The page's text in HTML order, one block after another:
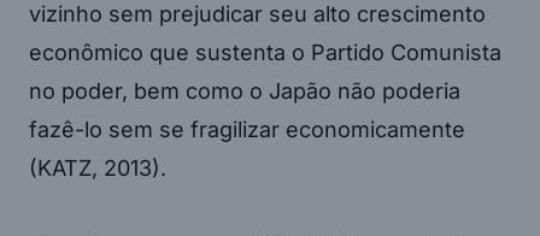
vizinho sem prejudicar seu alto crescimento
econômico que sustenta o Partido Comunista
no poder, bem como o Japão não poderia
fazê-lo sem se fragilizar economicamente
(KATZ, 2013).